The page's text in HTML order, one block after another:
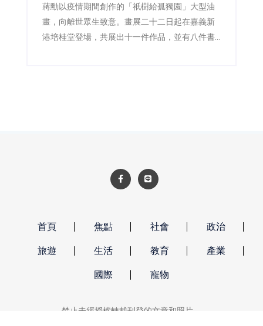
蔣勳以疫情期間創作的「祇樹給孤獨園」大型油
畫，向離世眾生致意。畫展二十二日起在嘉義新
港培桂堂登場，共展出十一件作品，並有八件書
首頁 焦點 社會 政治
旅遊 生活 教育 產業
國際 寵物
禁止未經授權轉載刊登的文章和照片。